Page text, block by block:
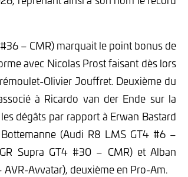
– CMR) marquait le point bonus de
avec Nicolas Prost faisant dès lors
Olivier Jouffret. Deuxième du
à Ricardo van der Ende sur la
dégâts par rapport à Erwan Bastard
(Audi R8 LMS GT4 #6 –
Supra GT4 #30 – CMR) et Alban
AVR-Avvatar), deuxième en Pro-Am.